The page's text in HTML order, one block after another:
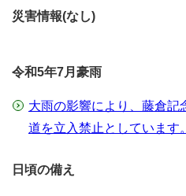
災害情報(なし)
令和5年7月豪雨
大雨の影響により、藤倉記
道を立入禁止としています。
日頃の備え